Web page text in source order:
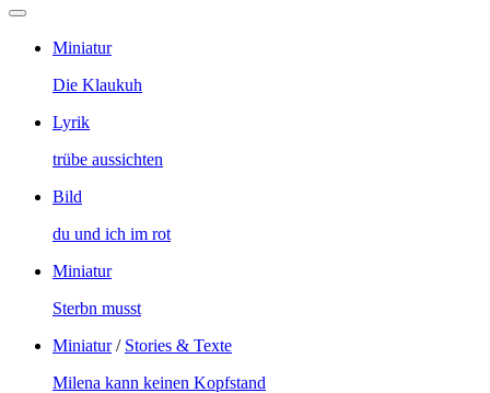
Miniatur
Die Klaukuh
Lyrik
trübe aussichten
Bild
du und ich im rot
Miniatur
Sterbn musst
Miniatur/ Stories & Texte
Milena kann keinen Kopfstand